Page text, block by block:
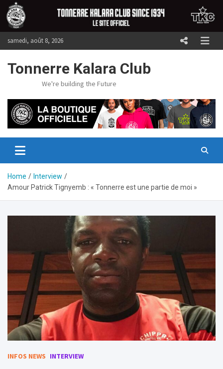
Skip
content
samedi, août 8, 2026
Tonnerre Kalara Club
We're building the Future
Home
Interview
Amour Patrick Tignyemb : « Tonnerre est une partie de moi »
INFOS NEWS INTERVIEW